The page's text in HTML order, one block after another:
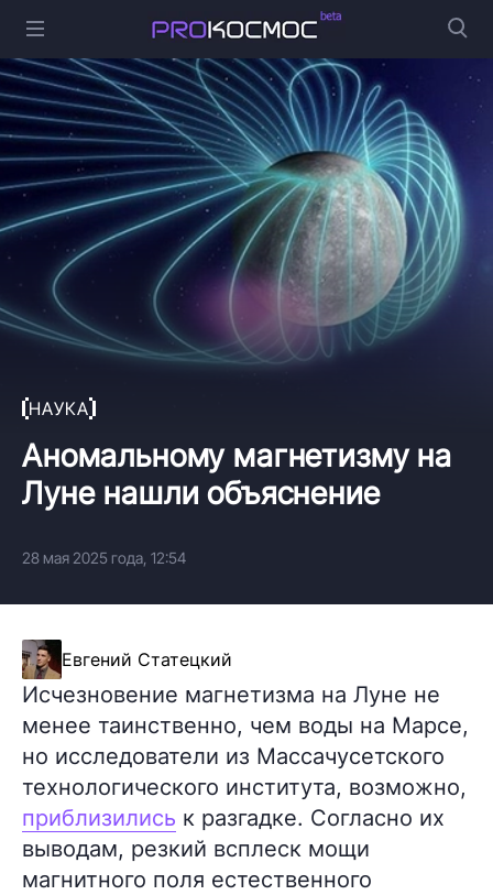
НАУКА
Аномальному магнетизму на
Луне нашли объяснение
28 мая 2025 года, 12:54
Евгений Статецкий
Исчезновение магнетизма на Луне не
менее таинственно, чем воды на Марсе,
но исследователи из Массачусетского
технологического института, возможно,
приблизились к разгадке. Согласно их
выводам, резкий всплеск мощи
магнитного поля естественного